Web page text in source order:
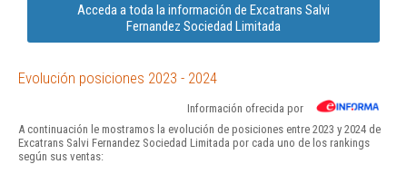
Acceda a toda la información de Excatrans Salvi
Fernandez Sociedad Limitada
Evolución posiciones 2023 - 2024
Información ofrecida por
A continuación le mostramos la evolución de posiciones entre 2023 y 2024 de
Excatrans Salvi Fernandez Sociedad Limitada por cada uno de los rankings
según sus ventas: